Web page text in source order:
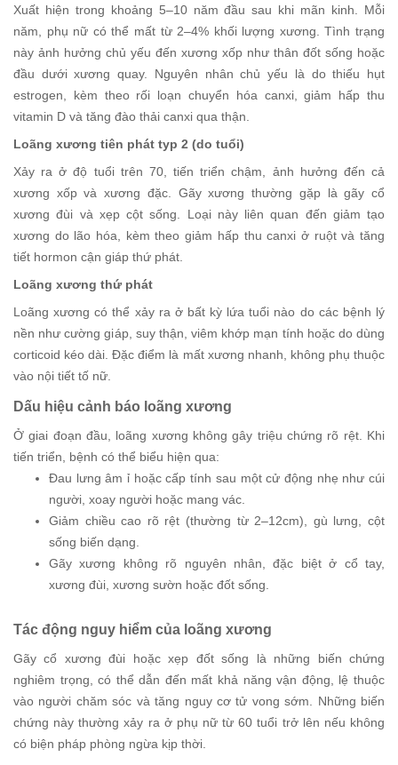
Xuất hiện trong khoảng 5–10 năm đầu sau khi mãn kinh. Mỗi
năm, phụ nữ có thể mất từ 2–4% khối lượng xương. Tình trạng
này ảnh hưởng chủ yếu đến xương xốp như thân đốt sống hoặc
đầu dưới xương quay. Nguyên nhân chủ yếu là do thiếu hụt
estrogen, kèm theo rối loạn chuyển hóa canxi, giảm hấp thu
vitamin D và tăng đào thải canxi qua thận.
Loãng xương tiên phát typ 2 (do tuổi)
Xảy ra ở độ tuổi trên 70, tiến triển chậm, ảnh hưởng đến cả
xương xốp và xương đặc. Gãy xương thường gặp là gãy cổ
xương đùi và xẹp cột sống. Loại này liên quan đến giảm tạo
xương do lão hóa, kèm theo giảm hấp thu canxi ở ruột và tăng
tiết hormon cận giáp thứ phát.
Loãng xương thứ phát
Loãng xương có thể xảy ra ở bất kỳ lứa tuổi nào do các bệnh lý
nền như cường giáp, suy thận, viêm khớp mạn tính hoặc do dùng
corticoid kéo dài. Đặc điểm là mất xương nhanh, không phụ thuộc
vào nội tiết tố nữ.
Dấu hiệu cảnh báo loãng xương
Ở giai đoạn đầu, loãng xương không gây triệu chứng rõ rệt. Khi
tiến triển, bệnh có thể biểu hiện qua:
Đau lưng âm ỉ hoặc cấp tính sau một cử động nhẹ như cúi
người, xoay người hoặc mang vác.
Giảm chiều cao rõ rệt (thường từ 2–12cm), gù lưng, cột
sống biến dạng.
Gãy xương không rõ nguyên nhân, đặc biệt ở cổ tay,
xương đùi, xương sườn hoặc đốt sống.
Tác động nguy hiểm của loãng xương
Gãy cổ xương đùi hoặc xẹp đốt sống là những biến chứng
nghiêm trọng, có thể dẫn đến mất khả năng vận động, lệ thuộc
vào người chăm sóc và tăng nguy cơ tử vong sớm. Những biến
chứng này thường xảy ra ở phụ nữ từ 60 tuổi trở lên nếu không
có biện pháp phòng ngừa kịp thời.